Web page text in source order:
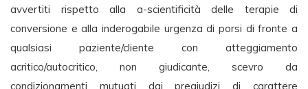
avvertiti rispetto alla a-scientificità delle terapie di
conversione e alla inderogabile urgenza di porsi di fronte a
qualsiasi paziente/cliente con atteggiamento
acritico/autocritico, non giudicante, scevro da
condizionamenti mutuati dai pregiudizi di carattere